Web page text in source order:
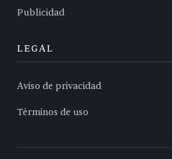
Publicidad
LEGAL
Aviso de privacidad
Términos de uso